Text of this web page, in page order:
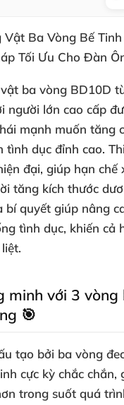
Ba Vòng Bế
Tối Ưu Cho Đàn
ba vòng BD10D
người lớn cao cấp
mạnh muốn tăng
tình dục đỉnh cao.
đại, giúp hạn chế
tăng kích thước
bí quyết giúp nâng
tình dục, khiến cả
minh với 3 vòng
🎯
tạo bởi ba vòng
cực kỳ chắc chắn,
trong suốt quá